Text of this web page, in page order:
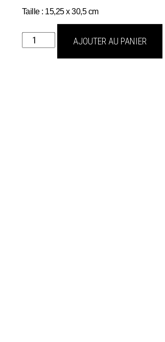
Taille : 15,25 x 30,5 cm
quantité
de
AJOUTER AU PANIER